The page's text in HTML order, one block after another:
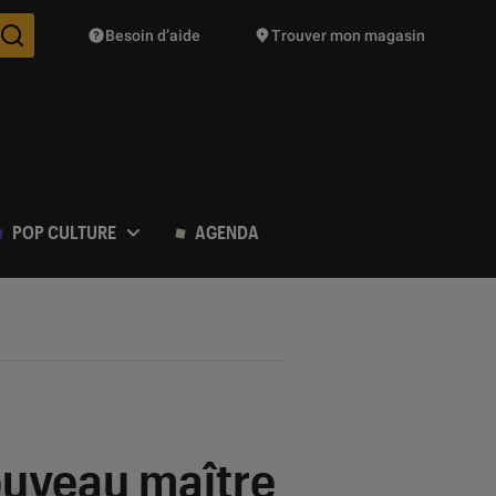
Des suggestions de produits vont vous être proposées
Besoin d’aide Trouver mon magasin
POP CULTURE AGENDA
maître